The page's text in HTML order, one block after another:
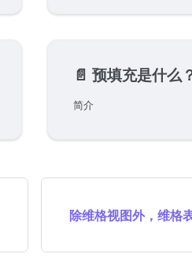
📄️ 预填充是什么？如何
简介
除维格视图外，维格